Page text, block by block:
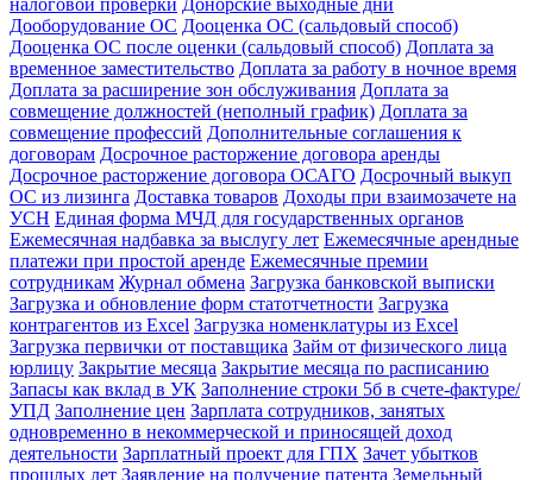
налоговой проверки Донорские выходные дни
Дооборудование ОС Дооценка ОС (сальдовый способ)
Дооценка ОС после оценки (сальдовый способ) Доплата за
временное заместительство Доплата за работу в ночное время
Доплата за расширение зон обслуживания Доплата за
совмещение должностей (неполный график) Доплата за
совмещение профессий Дополнительные соглашения к
договорам Досрочное расторжение договора аренды
Досрочное расторжение договора ОСАГО Досрочный выкуп
ОС из лизинга Доставка товаров Доходы при взаимозачете на
УСН Единая форма МЧД для государственных органов
Ежемесячная надбавка за выслугу лет Ежемесячные арендные
платежи при простой аренде Ежемесячные премии
сотрудникам Журнал обмена Загрузка банковской выписки
Загрузка и обновление форм статотчетности Загрузка
контрагентов из Excel Загрузка номенклатуры из Excel
Загрузка первички от поставщика Займ от физического лица
юрлицу Закрытие месяца Закрытие месяца по расписанию
Запасы как вклад в УК Заполнение строки 5б в счете-фактуре/
УПД Заполнение цен Зарплата сотрудников, занятых
одновременно в некоммерческой и приносящей доход
деятельности Зарплатный проект для ГПХ Зачет убытков
прошлых лет Заявление на получение патента Земельный